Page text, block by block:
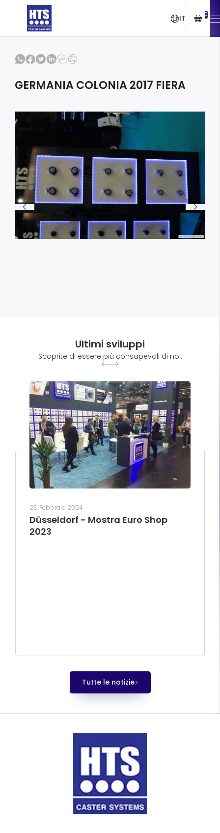
IT 0
GERMANIA COLONIA 2017 FIERA
Ultimi sviluppi
Scoprite di essere più consapevoli di noi.
23, Febbraio 2024
Düsseldorf - Mostra Euro Shop
2023
Tutte le notizie